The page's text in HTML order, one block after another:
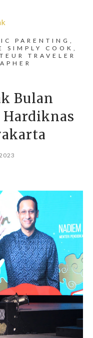
PARENTING,
SIMPLY COOK,
TRAVELER
Bulan